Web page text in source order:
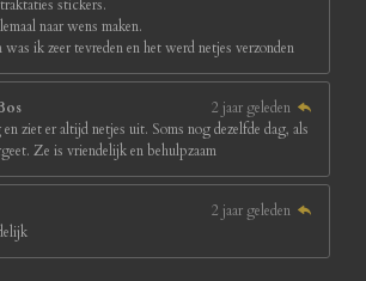
stickers.
naar wens maken.
was ik zeer tevreden en het werd netjes verzonden
2 jaar geleden
ziet er altijd netjes uit. Soms nog dezelfde dag, als
Ze is vriendelijk en behulpzaam
2 jaar geleden